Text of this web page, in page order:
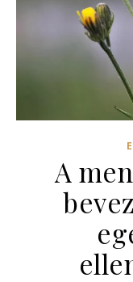
A